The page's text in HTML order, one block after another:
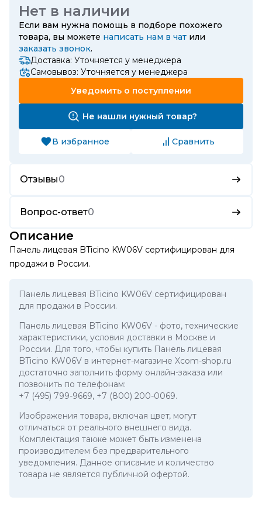
Нет в наличии
Если вам нужна помощь в подборе похожего
товара, вы можете написать нам в чат или
заказать звонок.
Доставка: Уточняется у менеджера
Самовывоз: Уточняется у менеджера
Уведомить о поступлении
Не нашли нужный товар?
В избранное Сравнить
Отзывы0
Вопрос-ответ0
Описание
Панель лицевая BTicino KW06V сертифицирован для
продажи в России.
Панель лицевая BTicino KW06V сертифицирован
для продажи в России.
Панель лицевая BTicino KW06V - фото, технические
характеристики, условия доставки в Москве и
России. Для того, чтобы купить Панель лицевая
BTicino KW06V в интернет-магазине Xcom-shop.ru
достаточно заполнить форму онлайн-заказа или
позвонить по телефонам:
+7 (495) 799-9669, +7 (800) 200-0069.
Изображения товара, включая цвет, могут
отличаться от реального внешнего вида.
Комплектация также может быть изменена
производителем без предварительного
уведомления. Данное описание и количество
товара не является публичной офертой.